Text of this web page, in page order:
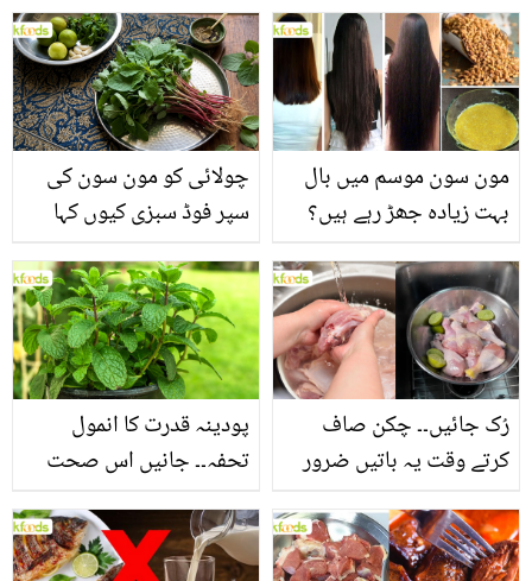
چولائی کو مون سون کی
سپر فوڈ سبزی کیوں کہا
منرلز اور اینٹی آکسیڈنٹس
سے بھرپور اس سبزی کے
فائدے
مون سون موسم میں بال
بہت زیادہ جھڑ رہے ہیں؟
بنانے کے چند قدرتی طریقے
پودینہ قدرت کا انمول
تحفہ۔۔ جانیں اس صحت
انگیز طبی فوائد
رُک جائیں۔۔ چکن صاف
کرتے وقت یہ باتیں ضرور